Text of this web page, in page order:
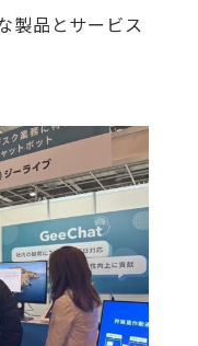
製品とサービス